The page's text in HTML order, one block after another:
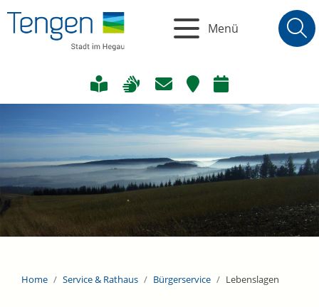
Menü
Home Service & Rathaus Bürgerservice Lebenslagen